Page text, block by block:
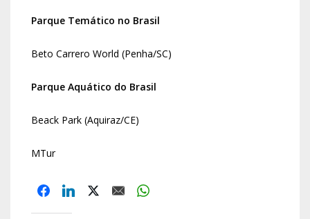
Parque Temático no Brasil
Beto Carrero World (Penha/SC)
Parque Aquático do Brasil
Beack Park (Aquiraz/CE)
MTur